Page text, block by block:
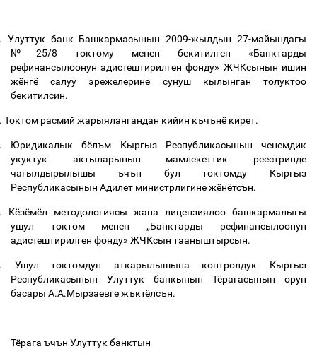
Улуттук банк Башкармасынын 2009-жылдын 27-майындагы
№25/8 токтому менен бекитилген «Банктарды
рефинансылоонун адистештирилген фонду» ЖЧКсынын ишин
жёнгё салуу эрежелерине сунуш кылынган толуктоо
бекитилсин.
Токтом расмий жарыялангандан кийин къчънё кирет.
Юридикалык бёлъм Кыргыз Республикасынын ченемдик
укуктук актыларынын мамлекеттик реестринде
чагылдырылышы ъчън бул токтомду Кыргыз
Республикасынын Адилет министрлигине жёнётсън.
Кёзёмёл методологиясы жана лицензиялоо башкармалыгы
ушул токтом менен „Банктарды рефинансылоонун
адистештирилген фонду» ЖЧКсын тааныштырсын.
Ушул токтомдун аткарылышына контролдук Кыргыз
Республикасынын Улуттук банкынын Тёрагасынын орун
басары А.А.Мырзаевге жъктёлсън.
Тёрага ъчън Улуттук банктын